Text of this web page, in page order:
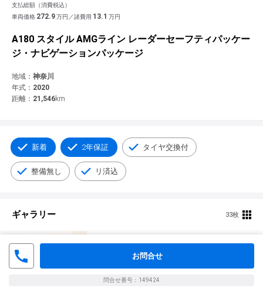
ログアウト
エンジンオイル
採用情報
AUDI認定中古車
新車情報
退会について
© 2021 YANASE & CO.,LTD. ALL RIGHTS RESERVED.
支払総額（消費税込）
車両価格 272.9万円／諸費用 13.1 万円
A180 スタイル AMGライン レーダーセーフティパッケー
ジ・ナビゲーションパッケージ
地域： 神奈川
年式： 2020
距離： 21,546km
新着 2年保証 タイヤ交換付
整備無し リ済込
ギャラリー 33枚
お問合せ
問合せ番号：149424